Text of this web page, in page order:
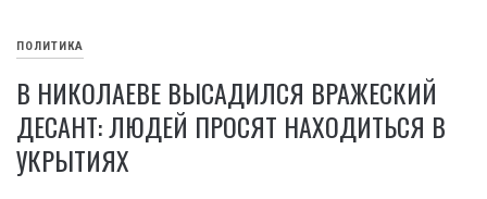
ПОЛИТИКА
В НИКОЛАЕВЕ ВЫСАДИЛСЯ ВРАЖЕСКИЙ
ДЕСАНТ: ЛЮДЕЙ ПРОСЯТ НАХОДИТЬСЯ В
УКРЫТИЯХ